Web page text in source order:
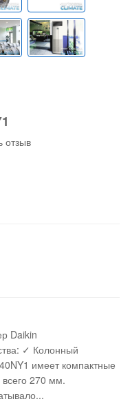
отзыв
Daikin
✓ Колонный
имеет компактные
всего 270 мм.